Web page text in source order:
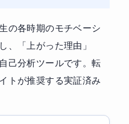
の各時期のモチベーシ
、「上がった理由」
己分析ツールです。転
トが推奨する実証済み